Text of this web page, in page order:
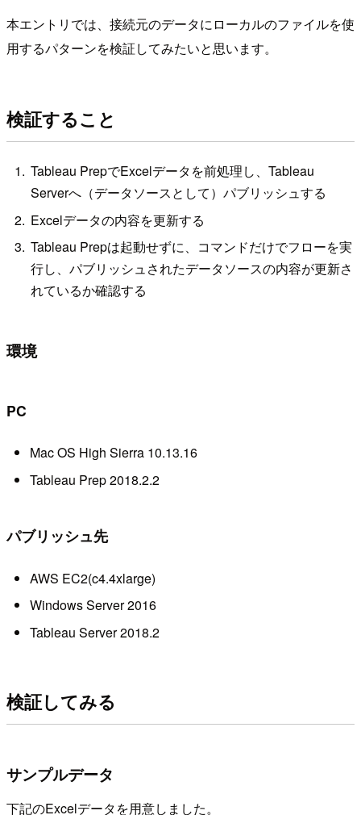
本エントリでは、接続元のデータにローカルのファイルを使
用するパターンを検証してみたいと思います。
検証すること
Tableau PrepでExcelデータを前処理し、Tableau
Serverへ（データソースとして）パブリッシュする
Excelデータの内容を更新する
Tableau Prepは起動せずに、コマンドだけでフローを実
行し、パブリッシュされたデータソースの内容が更新さ
れているか確認する
環境
PC
Mac OS High Sierra 10.13.16
Tableau Prep 2018.2.2
パブリッシュ先
AWS EC2(c4.4xlarge)
Windows Server 2016
Tableau Server 2018.2
検証してみる
サンプルデータ
下記のExcelデータを用意しました。